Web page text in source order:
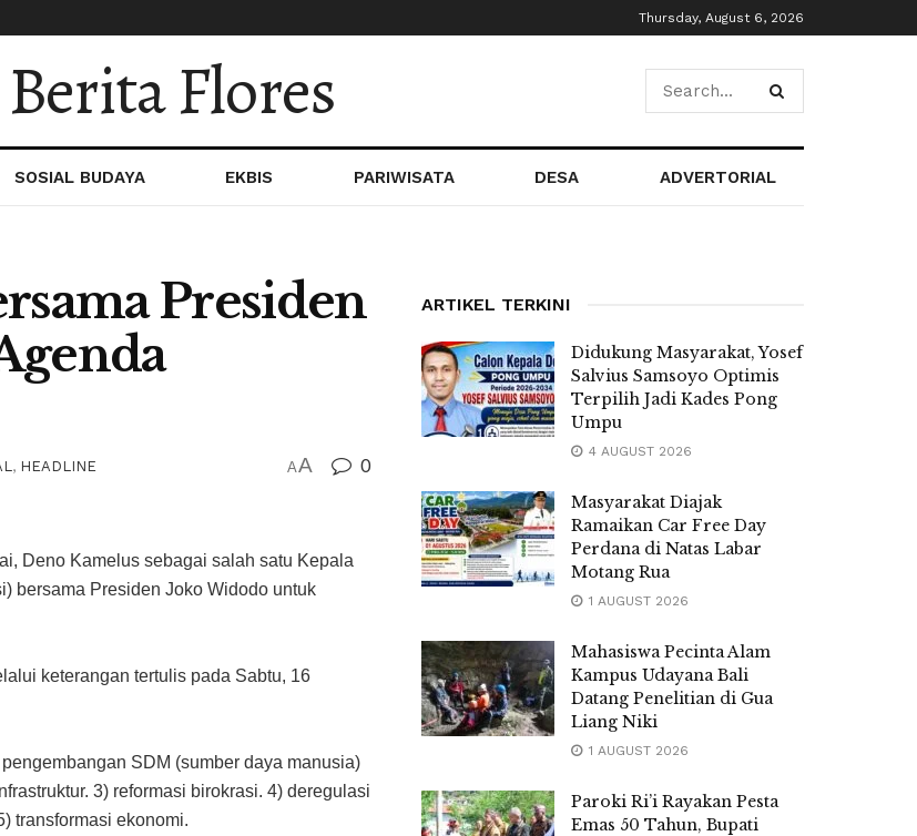
Thursday, August 6, 2026
Berita Flores
SOSIAL BUDAYA EKBIS PARIWISATA DESA ADVERTORIAL
Presiden
, HEADLINE AA 0
Deno Kamelus sebagai salah satu Kepala
bersama Presiden Joko Widodo untuk
keterangan tertulis pada Sabtu, 16
SDM (sumber daya manusia)
3) reformasi birokrasi. 4) deregulasi
transformasi ekonomi.
ARTIKEL TERKINI
Didukung Masyarakat, Yosef
Salvius Samsoyo Optimis
Terpilih Jadi Kades Pong
Umpu
4 AUGUST 2026
Masyarakat Diajak
Ramaikan Car Free Day
Perdana di Natas Labar
Motang Rua
1 AUGUST 2026
Mahasiswa Pecinta Alam
Kampus Udayana Bali
Datang Penelitian di Gua
Liang Niki
1 AUGUST 2026
Paroki Ri’i Rayakan Pesta
Emas 50 Tahun, Bupati